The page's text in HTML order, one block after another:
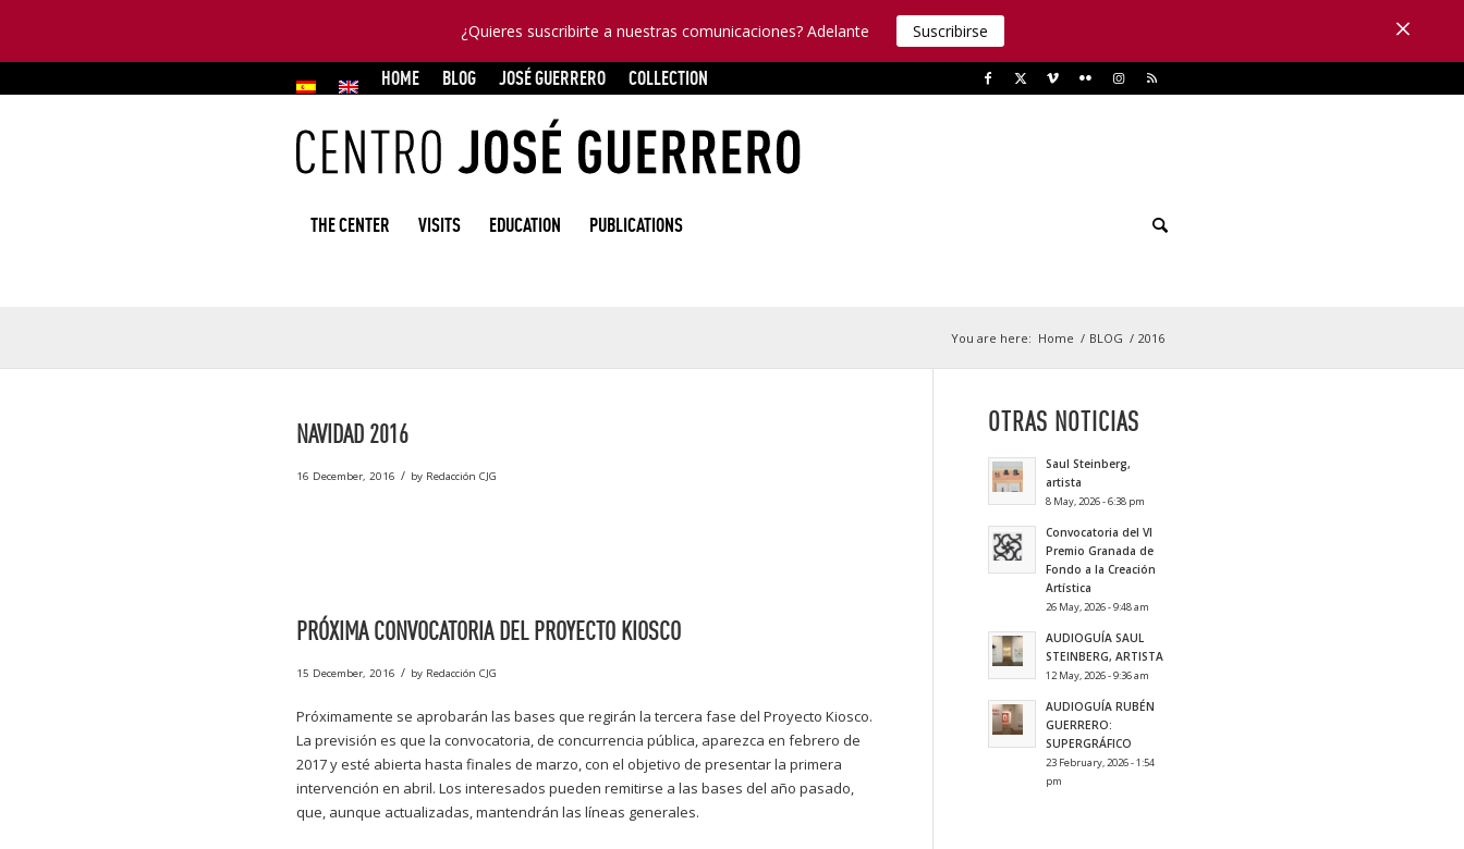
¿Quieres suscribirte a nuestras comunicaciones? Adelante Suscribirse
HOME BLOG JOSÉ GUERRERO COLLECTION
THE CENTER VISITS EDUCATION PUBLICATIONS
You are here: Home / BLOG / 2016
NAVIDAD 2016
16 December, 2016 / by Redacción CJG
PRÓXIMA CONVOCATORIA DEL PROYECTO KIOSCO
15 December, 2016 / by Redacción CJG
Próximamente se aprobarán las bases que regirán la tercera fase del Proyecto Kiosco.
La previsión es que la convocatoria, de concurrencia pública, aparezca en febrero de
2017 y esté abierta hasta finales de marzo, con el objetivo de presentar la primera
intervención en abril. Los interesados pueden remitirse a las bases del año pasado,
que, aunque actualizadas, mantendrán las líneas generales.
OTRAS NOTICIAS
Saul Steinberg,
artista
8 May, 2026 - 6:38 pm
Convocatoria del VI
Premio Granada de
Fondo a la Creación
Artística
26 May, 2026 - 9:48 am
AUDIOGUÍA SAUL
STEINBERG, ARTISTA
12 May, 2026 - 9:36 am
AUDIOGUÍA RUBÉN
GUERRERO:
SUPERGRÁFICO
23 February, 2026 - 1:54
pm